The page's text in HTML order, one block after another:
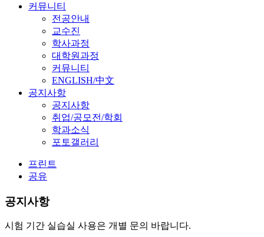
커뮤니티
전공안내
교수진
학사과정
대학원과정
커뮤니티
ENGLISH/中文
공지사항
공지사항
취업/공모전/학회
학과소식
포토갤러리
프린트
공유
공지사항
시험 기간 실습실 사용은 개별 문의 바랍니다.